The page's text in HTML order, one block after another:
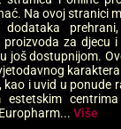
Na ovoj stranici
dodataka
proizvoda za djecu
još dostupnijom.
kao i uvid u ponude
Više